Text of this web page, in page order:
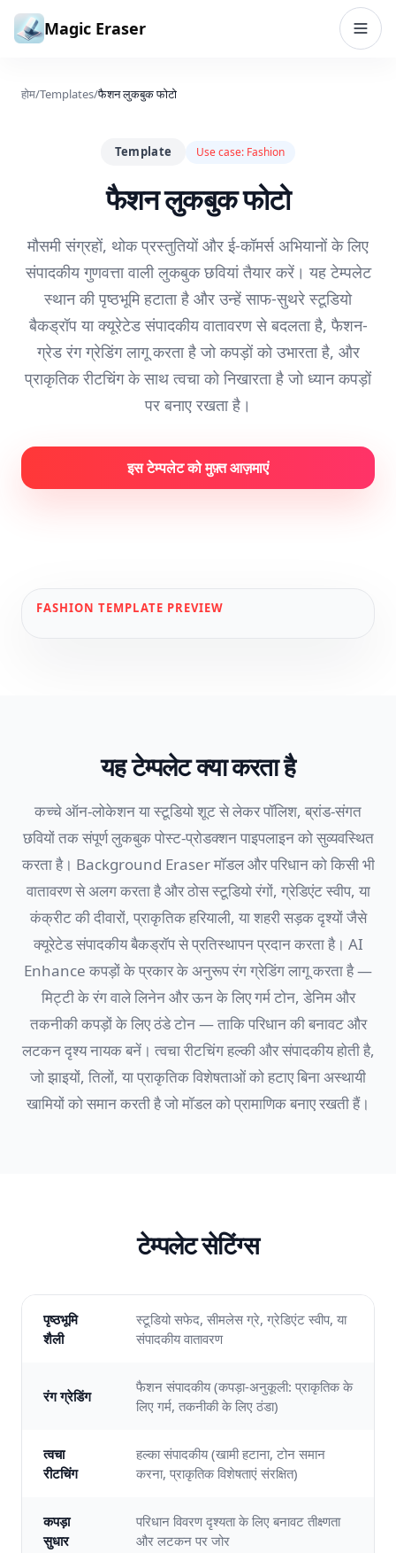
सामग्री पर जाएं
Magic Eraser
होम/Templates/फैशन लुकबुक फोटो
Template Use case: Fashion
फैशन लुकबुक फोटो
मौसमी संग्रहों, थोक प्रस्तुतियों और ई-कॉमर्स अभियानों के लिए
संपादकीय गुणवत्ता वाली लुकबुक छवियां तैयार करें। यह टेम्पलेट
स्थान की पृष्ठभूमि हटाता है और उन्हें साफ-सुथरे स्टूडियो
बैकड्रॉप या क्यूरेटेड संपादकीय वातावरण से बदलता है, फैशन-
ग्रेड रंग ग्रेडिंग लागू करता है जो कपड़ों को उभारता है, और
प्राकृतिक रीटचिंग के साथ त्वचा को निखारता है जो ध्यान कपड़ों
पर बनाए रखता है।
इस टेम्पलेट को मुफ़्त आज़माएं
FASHION TEMPLATE PREVIEW
यह टेम्पलेट क्या करता है
कच्चे ऑन-लोकेशन या स्टूडियो शूट से लेकर पॉलिश, ब्रांड-संगत
छवियों तक संपूर्ण लुकबुक पोस्ट-प्रोडक्शन पाइपलाइन को सुव्यवस्थित
करता है। Background Eraser मॉडल और परिधान को किसी भी
वातावरण से अलग करता है और ठोस स्टूडियो रंगों, ग्रेडिएंट स्वीप, या
कंक्रीट की दीवारों, प्राकृतिक हरियाली, या शहरी सड़क दृश्यों जैसे
क्यूरेटेड संपादकीय बैकड्रॉप से प्रतिस्थापन प्रदान करता है। AI
Enhance कपड़ों के प्रकार के अनुरूप रंग ग्रेडिंग लागू करता है —
मिट्टी के रंग वाले लिनेन और ऊन के लिए गर्म टोन, डेनिम और
तकनीकी कपड़ों के लिए ठंडे टोन — ताकि परिधान की बनावट और
लटकन दृश्य नायक बनें। त्वचा रीटचिंग हल्की और संपादकीय होती है,
जो झाइयों, तिलों, या प्राकृतिक विशेषताओं को हटाए बिना अस्थायी
खामियों को समान करती है जो मॉडल को प्रामाणिक बनाए रखती हैं।
टेम्पलेट सेटिंग्स
पृष्ठभूमि
शैली
स्टूडियो सफेद, सीमलेस ग्रे, ग्रेडिएंट स्वीप, या
संपादकीय वातावरण
रंग ग्रेडिंग
फैशन संपादकीय (कपड़ा-अनुकूली: प्राकृतिक के
लिए गर्म, तकनीकी के लिए ठंडा)
त्वचा
रीटचिंग
हल्का संपादकीय (खामी हटाना, टोन समान
करना, प्राकृतिक विशेषताएं संरक्षित)
कपड़ा
सुधार
परिधान विवरण दृश्यता के लिए बनावट तीक्ष्णता
और लटकन पर जोर